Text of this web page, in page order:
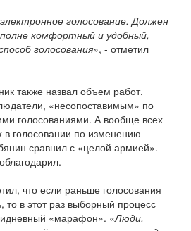
голосование. Должен
комфортный и удобный,
голосования», - отметил
также назвал объем работ,
«несопоставимым» по
голосованиями. А вообще всех
в голосовании по изменению
сравнил с «целой армией».
что если раньше голосования
то в этот раз выборный процесс
«марафон». «Люди,